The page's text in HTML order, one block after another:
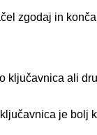
zgodaj in
ključavnica ali
je bolj